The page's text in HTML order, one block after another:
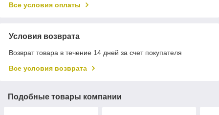
Все условия оплаты
Условия возврата
Возврат товара в течение 14 дней за счет покупателя
Все условия возврата
Подобные товары компании